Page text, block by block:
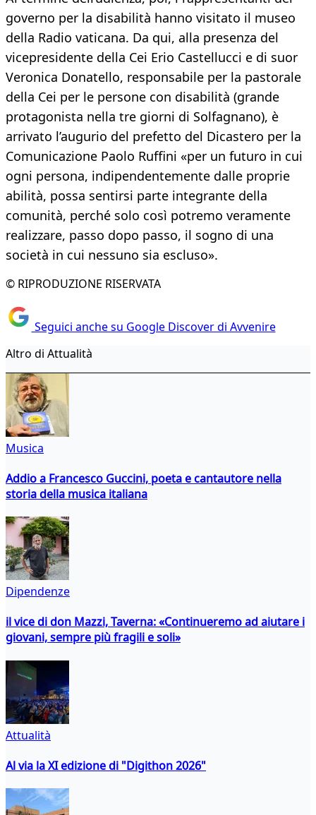
governo per la disabilità hanno visitato il museo
della Radio vaticana. Da qui, alla presenza del
vicepresidente della Cei Erio Castellucci e di suor
Veronica Donatello, responsabile per la pastorale
della Cei per le persone con disabilità (grande
protagonista nella tre giorni di Solfagnano), è
arrivato l’augurio del prefetto del Dicastero per la
Comunicazione Paolo Ruffini «per un futuro in cui
ogni persona, indipendentemente dalle proprie
abilità, possa sentirsi parte integrante della
comunità, perché solo così potremo veramente
realizzare, passo dopo passo, il sogno di una
società in cui nessuno sia escluso».
© RIPRODUZIONE RISERVATA
Seguici anche su Google Discover di Avvenire
Altro di Attualità
Musica
Addio a Francesco Guccini, poeta e cantautore nella
storia della musica italiana
Dipendenze
il vice di don Mazzi, Taverna: «Continueremo ad aiutare i
giovani, sempre più fragili e soli»
Attualità
Al via la XI edizione di "Digithon 2026"